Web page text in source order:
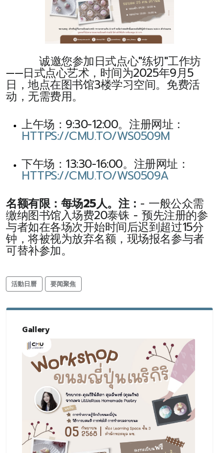
诚邀您参加日式点心"练切"工作坊
——日式点心艺术，时间为2025年9月5
日，地点在图书馆3楼学习空间。免费活
动，无需费用。
上午场：9:30-12:00。注册网址：
HTTPS://CMU.TO/WS0509M
下午场：13:30-16:00。注册网址：
HTTPS://CMU.TO/WS0509A
名额有限：每场25人。注： - 一般公众需
缴纳图书馆入场费20泰铢 - 预先注册的参
与者如在各场次开始时间后迟到超过15分
钟，将被视为放弃名额，现场报名参与者
可替补参加。
活動日曆 要闻聚焦
Gallery